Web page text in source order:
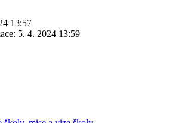
13:57
5. 4. 2024 13:59